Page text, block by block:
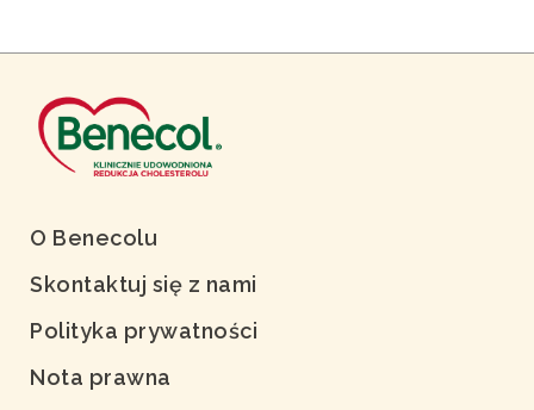
O Benecolu
Skontaktuj się z nami
Polityka prywatności
Nota prawna